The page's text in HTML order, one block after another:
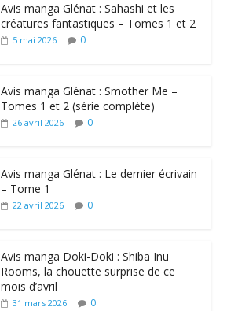
Avis manga Glénat : Sahashi et les
créatures fantastiques – Tomes 1 et 2
5 mai 2026 0
Avis manga Glénat : Smother Me –
Tomes 1 et 2 (série complète)
26 avril 2026 0
Avis manga Glénat : Le dernier écrivain
– Tome 1
22 avril 2026 0
Avis manga Doki-Doki : Shiba Inu
Rooms, la chouette surprise de ce
mois d’avril
31 mars 2026 0